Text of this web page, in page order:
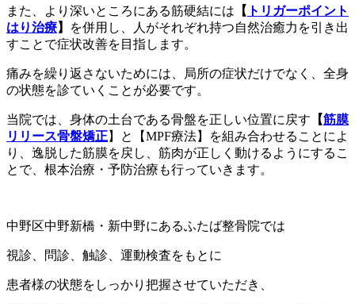
また、より深いところにある筋硬結には 【 トリガーポイント
はり治療】
を併用し、人がそれぞれ持つ自然治癒力を引き出
すことで症状改善を目指します。
痛みを繰り返さないためには、局所の症状だけでなく、全身
の状態を診ていくことが必要です。
当院では、身体の土台である骨盤を正しい位置に戻す 【筋膜
リリース骨盤矯正】と【MPF療法】を組み合わせることによ
り、逸脱した筋膜を戻し、筋肉が正しく動けるようにするこ
とで、根本治療・予防治療も行っていきます。
中野区中野新橋・新中野にあるふたば整骨院では
視診、問診、触診、運動検査をもとに
患者様の状態をしっかり把握させていただき、